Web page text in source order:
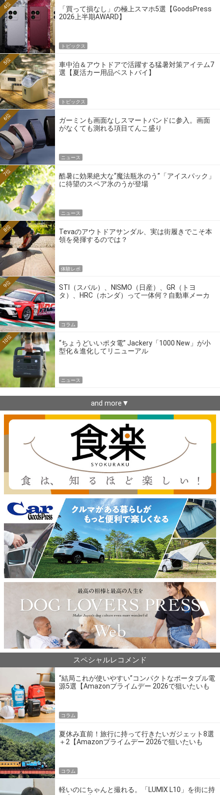
「買って損なし」の極上スマホ5選【GoodsPress
2026上半期AWARD】
4位
トピックス
車中泊＆アウトドアで活躍する猛暑対策アイテム7
選【夏活カー用品ベストバイ】
5位
トピックス
ガーミンも画面なしスマートバンドに参入。画面
がなくても測れる項目てんこ盛り
6位
ニュース
酷暑に効果絶大な“魔法瓶氷のう”「アイスパック」
に待望のスペア氷のうが登場
7位
ニュース
Tevaのアウトドアサンダル、実は街履きでこそ本
領を発揮するのでは？
8位
体験レポ
STI（スバル）、NISMO（日産）、GR（トヨ
タ）、HRC（ホンダ）って一体何？自動車メーカ
9位
コラム
“ちょうどいいポタ電” Jackery「1000 New」が小
型化＆進化してリニューアル
10位
ニュース
and more▼
スペシャルレコメンド
“結局これが使いやすい”コンパクトなポータブル電
源5選【Amazonプライムデー 2026で狙いたいも
コラム
夏休み直前！旅行に持って行きたいガジェット8選
＋2【Amazonプライムデー 2026で狙いたいも
コラム
軽いのにちゃんと撮れる。「LUMIX L10」を街に持